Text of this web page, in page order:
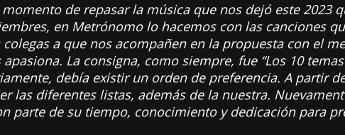
momento de repasar la música que nos dejó este 2023
en Metrónomo lo hacemos con las canciones
colegas a que nos acompañen en la propuesta con el
apasiona. La consigna, como siempre, fue “Los 10
debía existir un orden de preferencia. A partir
las diferentes listas, además de la nuestra.
parte de su tiempo, conocimiento y dedicación para